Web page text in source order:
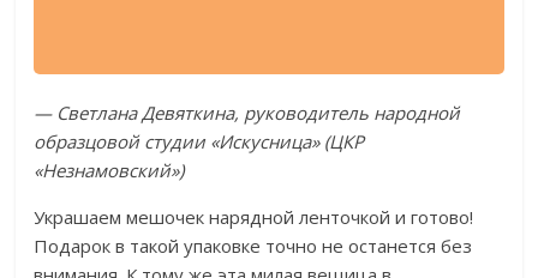
— Светлана Девяткина, руководитель народной
образцовой студии «Искусница» (ЦКР
«Незнамовский»)
Украшаем мешочек нарядной ленточкой и готово!
Подарок в такой упаковке точно не останется без